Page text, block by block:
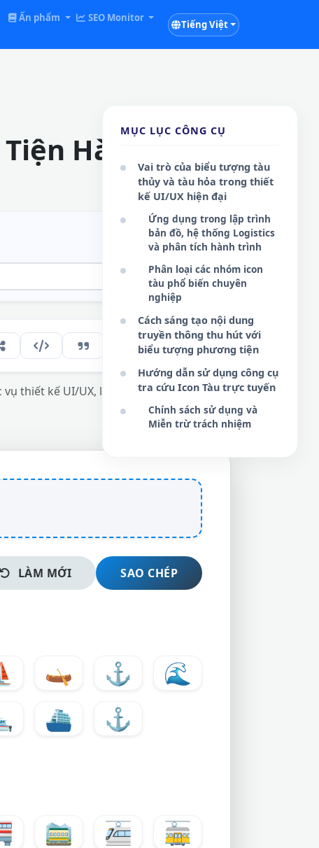
Ấn phẩm SEO Monitor
Tiếng Việt
Hàng Hải
171
thiết kế UI/UX, lập trình ứng dụng và tối
LÀM MỚI SAO CHÉP
🛶 ⚓
🌊
⛴️ ⚓
🚞 🚈
🚋
MỤC LỤC CÔNG CỤ
Vai trò của biểu tượng tàu
thủy và tàu hỏa trong thiết
kế UI/UX hiện đại
Ứng dụng trong lập trình
bản đồ, hệ thống Logistics
và phân tích hành trình
Phân loại các nhóm icon
tàu phổ biến chuyên
nghiệp
Cách sáng tạo nội dung
truyền thông thu hút với
biểu tượng phương tiện
Hướng dẫn sử dụng công cụ
tra cứu Icon Tàu trực tuyến
Chính sách sử dụng và
Miễn trừ trách nhiệm